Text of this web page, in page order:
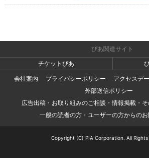
ぴあ関連サイト
チケットぴあ
会社案内
プライバシーポリシー
アクセスデ
外部送信ポリシー
広告出稿・お取り組みのご相談・情報掲載・
一般の読者の方・ユーザーの方からの
Copyright (C) PIA Corporation. All Rights